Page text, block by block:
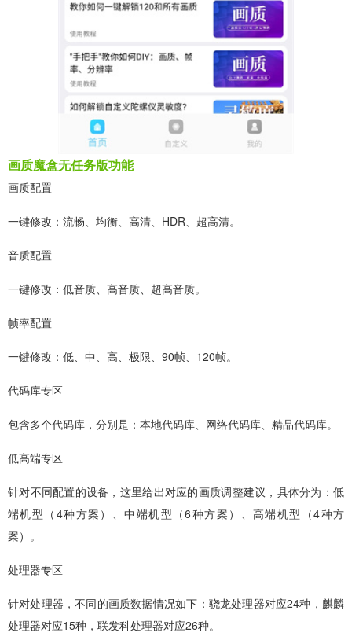
画质魔盒无任务版功能
画质配置
一键修改：流畅、均衡、高清、HDR、超高清。
音质配置
一键修改：低音质、高音质、超高音质。
帧率配置
一键修改：低、中、高、极限、90帧、120帧。
代码库专区
包含多个代码库，分别是：本地代码库、网络代码库、精品代码库。
低高端专区
针对不同配置的设备，这里给出对应的画质调整建议，具体分为：低
端机型（4种方案）、中端机型（6种方案）、高端机型（4种方
案）。
处理器专区
针对处理器，不同的画质数据情况如下：骁龙处理器对应24种，麒麟
处理器对应15种，联发科处理器对应26种。